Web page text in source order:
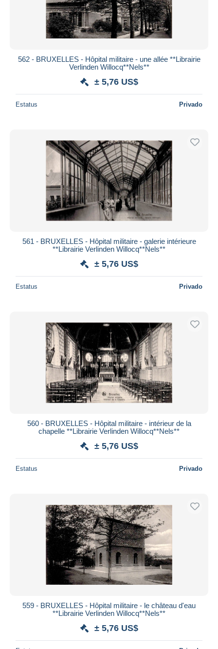
562 - BRUXELLES - Hôpital militaire - une allée **Librairie
Verlinden Willocq**Nels**
± 5,76 US$
Estatus Privado
561 - BRUXELLES - Hôpital militaire - galerie intérieure
**Librairie Verlinden Willocq**Nels**
± 5,76 US$
Estatus Privado
560 - BRUXELLES - Hôpital militaire - intérieur de la
chapelle **Librairie Verlinden Willocq**Nels**
± 5,76 US$
Estatus Privado
559 - BRUXELLES - Hôpital militaire - le château d'eau
**Librairie Verlinden Willocq**Nels**
± 5,76 US$